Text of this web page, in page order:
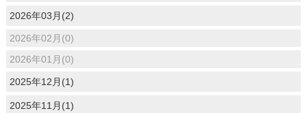
2026年03月(2)
2026年02月(0)
2026年01月(0)
2025年12月(1)
2025年11月(1)